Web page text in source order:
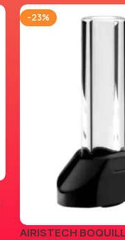
-23%
AIRISTECH